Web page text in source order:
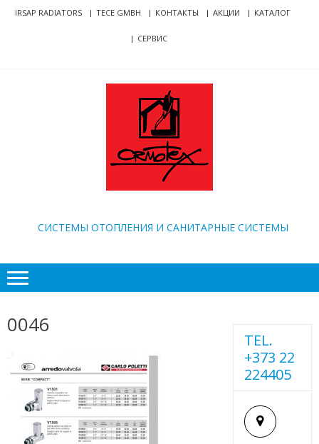
Skip
SkipIRSAP RADIATORS TECE GMBH КОНТАКТЫ АКЦИИ КАТАЛОГ
СЕРВИС
CИСТЕМЫ ОТОПЛЕНИЯ И САНИТАРНЫЕ СИСТЕМЫ
0046
TEL.
+373 22
224405